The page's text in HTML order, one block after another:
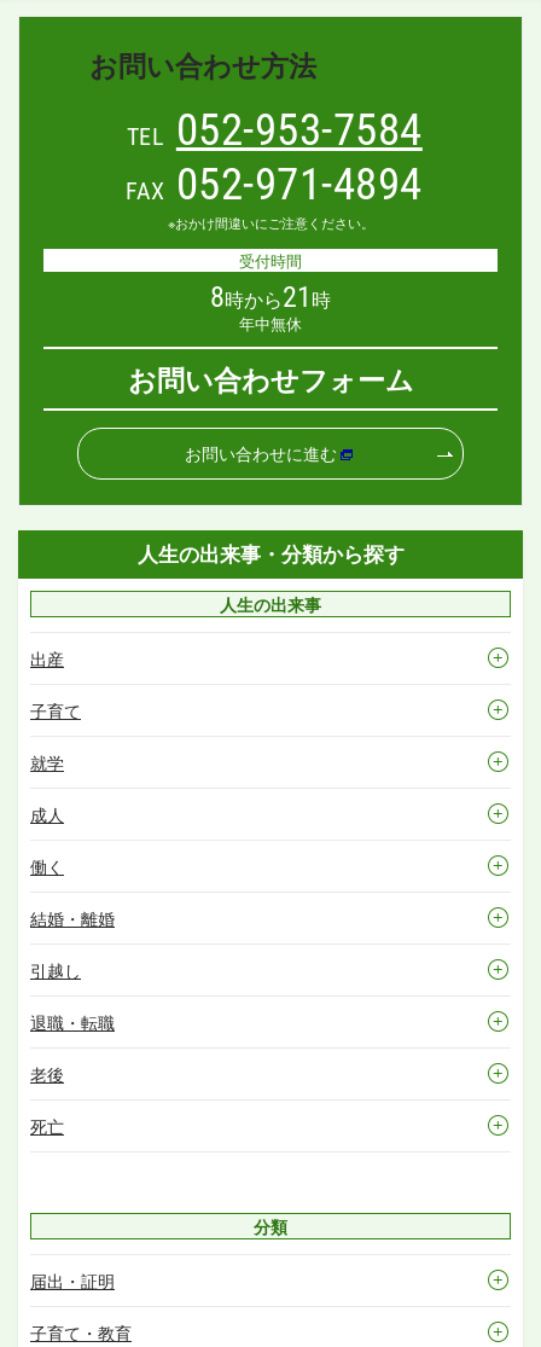
お問い合わせ方法
TEL 052-953-7584
FAX 052-971-4894
※おかけ間違いにご注意ください。
受付時間
8時から21 時
年中無休
お問い合わせフォーム
お問い合わせに進む
人生の出来事・分類から探す
人生の出来事
出産
子育て
就学
成人
働く
結婚・離婚
引越し
退職・転職
老後
死亡
分類
届出・証明
子育て・教育